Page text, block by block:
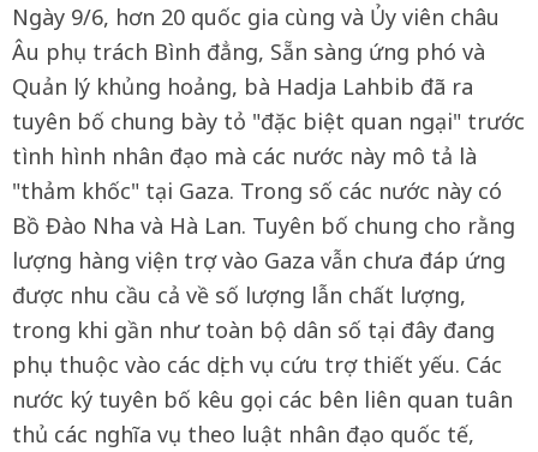
Ngày 9/6, hơn 20 quốc gia cùng và Ủy viên châu
Âu phụ trách Bình đẳng, Sẵn sàng ứng phó và
Quản lý khủng hoảng, bà Hadja Lahbib đã ra
tuyên bố chung bày tỏ "đặc biệt quan ngại" trước
tình hình nhân đạo mà các nước này mô tả là
"thảm khốc" tại Gaza. Trong số các nước này có
Bồ Đào Nha và Hà Lan. Tuyên bố chung cho rằng
lượng hàng viện trợ vào Gaza vẫn chưa đáp ứng
được nhu cầu cả về số lượng lẫn chất lượng,
trong khi gần như toàn bộ dân số tại đây đang
phụ thuộc vào các dịch vụ cứu trợ thiết yếu. Các
nước ký tuyên bố kêu gọi các bên liên quan tuân
thủ các nghĩa vụ theo luật nhân đạo quốc tế,